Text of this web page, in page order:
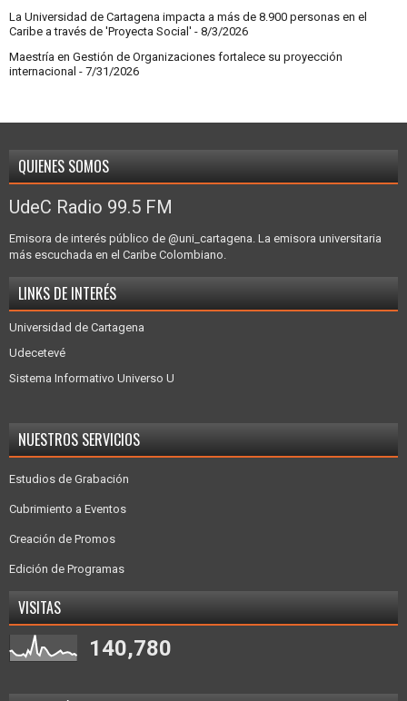
La Universidad de Cartagena impacta a más de 8.900 personas en el
Caribe a través de 'Proyecta Social' - 8/3/2026
Maestría en Gestión de Organizaciones fortalece su proyección
internacional - 7/31/2026
QUIENES SOMOS
UdeC Radio 99.5 FM
Emisora de interés público de @uni_cartagena. La emisora universitaria
más escuchada en el Caribe Colombiano.
LINKS DE INTERÉS
Universidad de Cartagena
Udecetevé
Sistema Informativo Universo U
NUESTROS SERVICIOS
Estudios de Grabación
Cubrimiento a Eventos
Creación de Promos
Edición de Programas
VISITAS
140,780